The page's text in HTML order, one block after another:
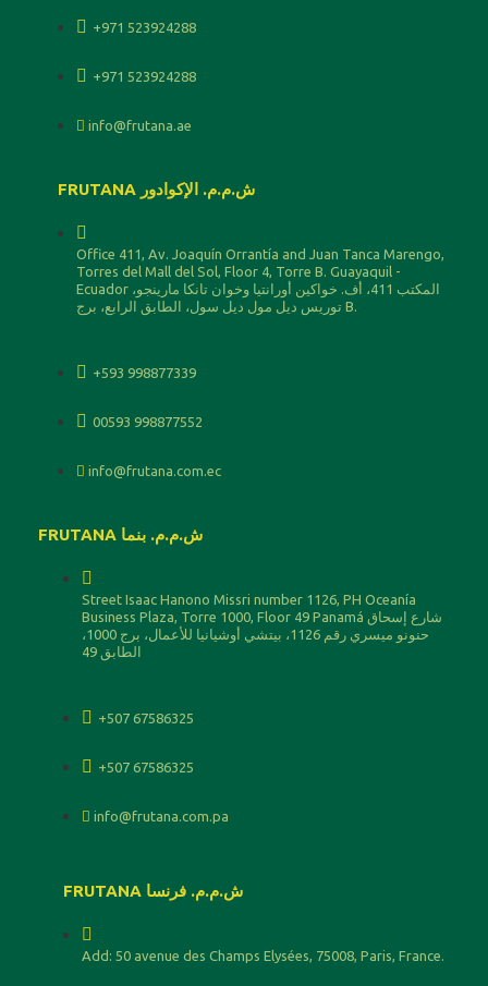
+971 523924288
+971 523924288
info@frutana.ae
FRUTANA ش.م.م. الإكوادور
Office 411, Av. Joaquín Orrantía and Juan Tanca Marengo,
Torres del Mall del Sol, Floor 4, Torre B. Guayaquil -
Ecuador المكتب 411، أف. خواكين أورانتيا وخوان تانكا مارينجو،
توريس ديل مول ديل سول، الطابق الرابع، برج B.
+593 998877339
00593 998877552
info@frutana.com.ec
FRUTANA ش.م.م. بنما
Street Isaac Hanono Missri number 1126, PH Oceanía
Business Plaza, Torre 1000, Floor 49 Panamá شارع إسحاق
حنونو ميسري رقم 1126، بيتشي أوشيانيا للأعمال، برج 1000،
الطابق 49
+507 67586325
+507 67586325
info@frutana.com.pa
FRUTANA ش.م.م. فرنسا
Add: 50 avenue des Champs Elysées, 75008, Paris, France.